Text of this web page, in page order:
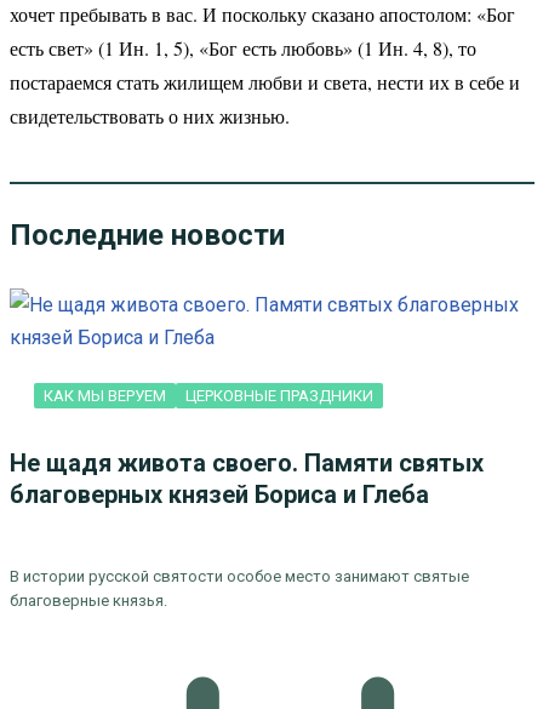
хочет пребывать в вас. И поскольку сказано апостолом: «Бог
есть свет» (1 Ин. 1, 5), «Бог есть любовь» (1 Ин. 4, 8), то
постараемся стать жилищем любви и света, нести их в себе и
свидетельствовать о них жизнью.
Последние новости
КАК МЫ ВЕРУЕМ ЦЕРКОВНЫЕ ПРАЗДНИКИ
Не щадя живота своего. Памяти святых
благоверных князей Бориса и Глеба
В истории русской святости особое место занимают святые
благоверные князья.